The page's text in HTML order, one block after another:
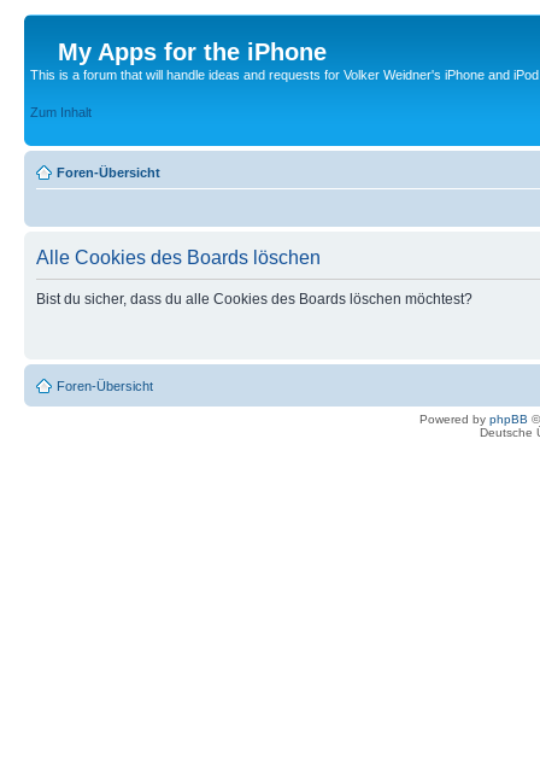
My Apps for the iPhone
This is a forum that will handle ideas and requests for Volker Weidner's iPhone and
Zum Inhalt
Foren-Übersicht
Alle Cookies des Boards löschen
Bist du sicher, dass du alle Cookies des Boards löschen möchtest?
Foren-Übersicht
Powered by phpBB
Deutsche